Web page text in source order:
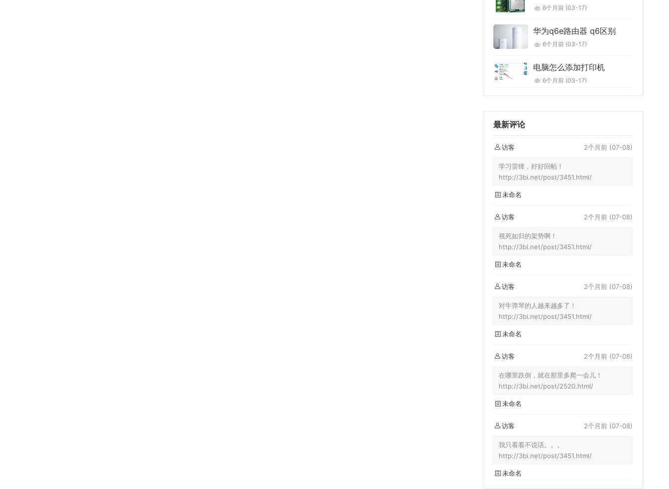
6个月前(03-17)
华为q6e路由器 q6区别
6个月前(03-17)
电脑怎么添加打印机
6个月前(03-17)
最新评论
访客 2个月前 (07-08)
学习雷锋，好好回帖！
http://3bi.net/post/3451.html/
未命名
访客 2个月前 (07-08)
视死如归的架势啊！
http://3bi.net/post/3451.html/
未命名
访客 2个月前 (07-08)
对牛弹琴的人越来越多了！
http://3bi.net/post/3451.html/
未命名
访客 2个月前 (07-08)
在哪里跌倒，就在那里多爬一会儿！
http://3bi.net/post/2520.html/
未命名
访客 2个月前 (07-08)
我只看看不说话。。。
http://3bi.net/post/3451.html/
未命名